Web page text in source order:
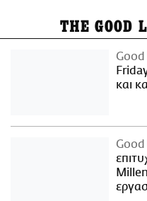
THE GOOD
και